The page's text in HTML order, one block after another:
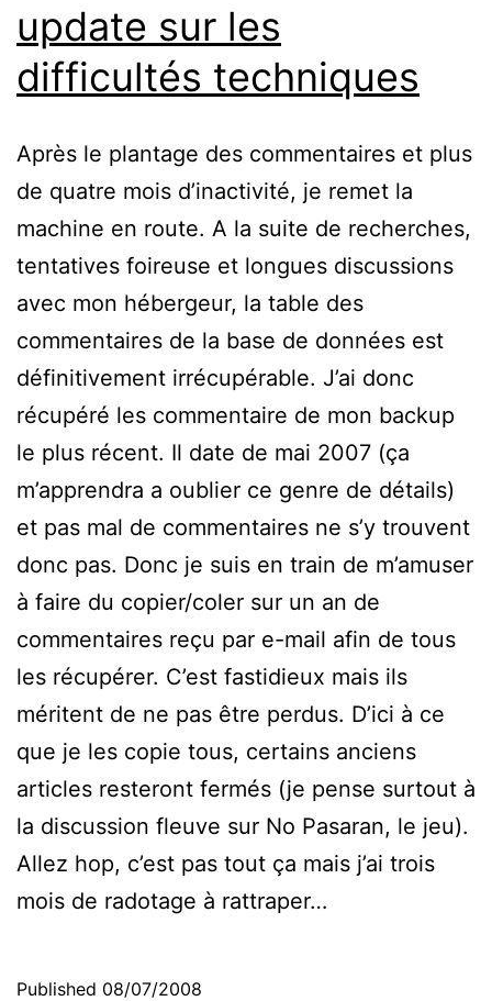
update sur les
difficultés techniques
Après le plantage des commentaires et plus
de quatre mois d’inactivité, je remet la
machine en route. A la suite de recherches,
tentatives foireuse et longues discussions
avec mon hébergeur, la table des
commentaires de la base de données est
définitivement irrécupérable. J’ai donc
récupéré les commentaire de mon backup
le plus récent. Il date de mai 2007 (ça
m’apprendra a oublier ce genre de détails)
et pas mal de commentaires ne s’y trouvent
donc pas. Donc je suis en train de m’amuser
à faire du copier/coler sur un an de
commentaires reçu par e-mail afin de tous
les récupérer. C’est fastidieux mais ils
méritent de ne pas être perdus. D’ici à ce
que je les copie tous, certains anciens
articles resteront fermés (je pense surtout à
la discussion fleuve sur No Pasaran, le jeu).
Allez hop, c’est pas tout ça mais j’ai trois
mois de radotage à rattraper…
Published 08/07/2008